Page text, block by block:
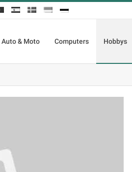
Auto & Moto Computers Hobbys